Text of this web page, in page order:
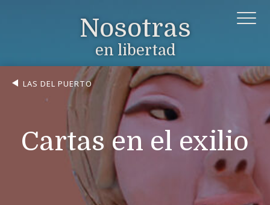
Nosotras
en libertad
LAS DEL PUERTO
Cartas en el exilio